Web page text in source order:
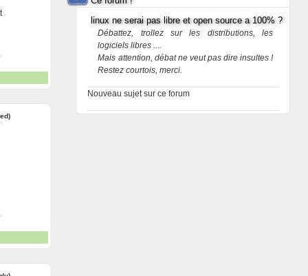
linux ne serai pas libre et open source a 100% ?
Débattez, trollez sur les distributions, les
logiciels libres ....
Mais attention, débat ne veut pas dire insultes !
Restez courtois, merci.
Nouveau sujet sur ce forum